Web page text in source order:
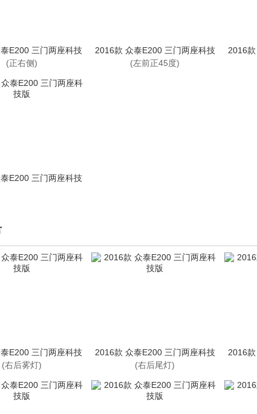
E200 三门两座科技
版
(正右侧)
2016款 众泰E200 三门两座科技
版
(左前正45度)
2016
E200 三门两座科技
E200 三门两座科技
版
(右后雾灯)
2016款 众泰E200 三门两座科技
版
(右后尾灯)
2016